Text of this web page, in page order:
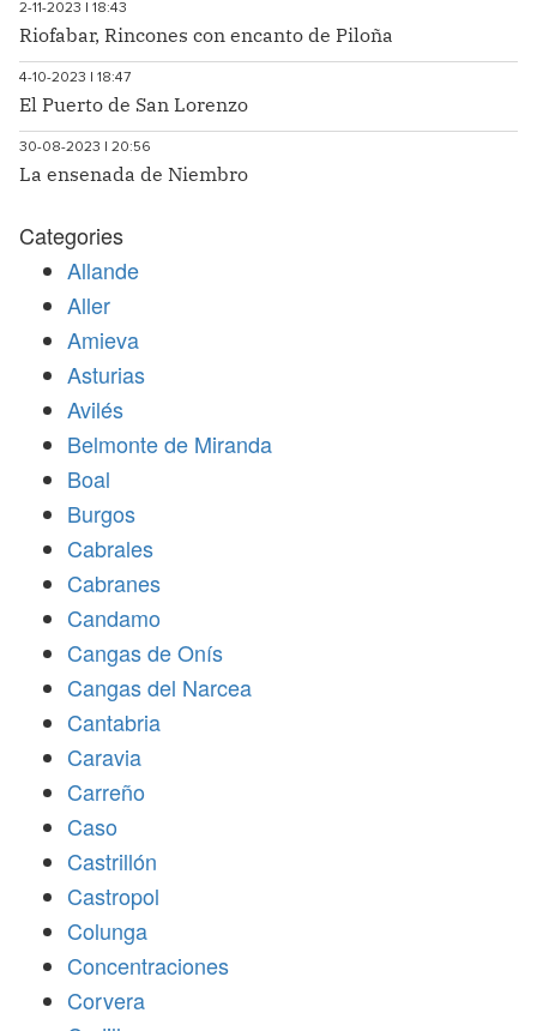
2-11-2023 | 18:43
Riofabar, Rincones con encanto de Piloña
4-10-2023 | 18:47
El Puerto de San Lorenzo
30-08-2023 | 20:56
La ensenada de Niembro
Categories
Allande
Aller
Amieva
Asturias
Avilés
Belmonte de Miranda
Boal
Burgos
Cabrales
Cabranes
Candamo
Cangas de Onís
Cangas del Narcea
Cantabria
Caravia
Carreño
Caso
Castrillón
Castropol
Colunga
Concentraciones
Corvera